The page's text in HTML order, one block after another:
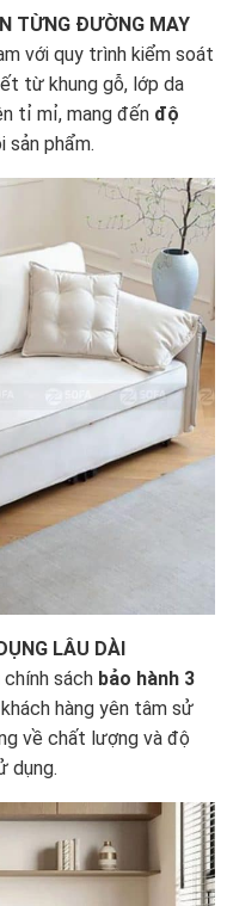
TỪNG ĐƯỜNG MAY
với quy trình kiểm soát
từ khung gỗ, lớp da
tỉ mỉ, mang đến độ
sản phẩm.
LÂU DÀI
sách bảo hành 3
hàng yên tâm sử
về chất lượng và độ
dụng.